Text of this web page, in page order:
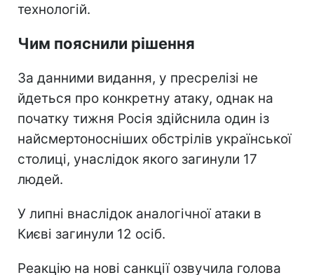
технологій.
Чим пояснили рішення
За данними видання, у пресрелізі не
йдеться про конкретну атаку, однак на
початку тижня Росія здійснила один із
найсмертоносніших обстрілів української
столиці, унаслідок якого загинули 17
людей.
У липні внаслідок аналогічної атаки в
Києві загинули 12 осіб.
Реакцію на нові санкції озвучила голова